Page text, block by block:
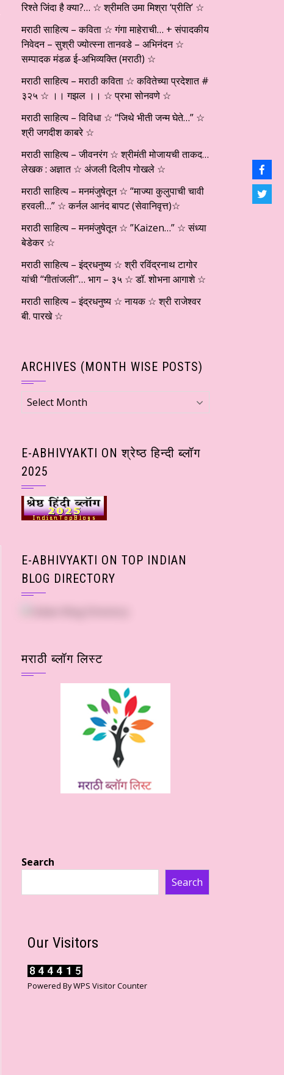
रिश्ते जिंदा है क्या?… ☆ श्रीमति उमा मिश्रा ‘प्रीति’ ☆
मराठी साहित्य – कविता ☆ गंगा माहेराची… + संपादकीय
निवेदन – सुश्री ज्योत्स्ना तानवडे – अभिनंदन ☆
सम्पादक मंडळ ई-अभिव्यक्ति (मराठी) ☆
मराठी साहित्य – मराठी कविता ☆ कवितेच्या प्रदेशात #
३२५ ☆ ।। गझल ।। ☆ प्रभा सोनवणे ☆
मराठी साहित्य – विविधा ☆ “जिथे भीती जन्म घेते…” ☆
श्री जगदीश काबरे ☆
मराठी साहित्य – जीवनरंग ☆ श्रीमंती मोजायची ताकद…
लेखक : अज्ञात ☆ अंजली दिलीप गोखले ☆
मराठी साहित्य – मनमंजुषेतून ☆ “माज्या कुलुपाची चावी
हरवली…” ☆ कर्नल आनंद बापट (सेवानिवृत्त)☆
मराठी साहित्य – मनमंजुषेतून ☆ ”Kaizen…” ☆ संध्या
बेडेकर ☆
मराठी साहित्य – इंद्रधनुष्य ☆ श्री रविंद्रनाथ टागोर
यांची “गीतांजली”… भाग – ३५ ☆ डॉ. शोभना आगाशे ☆
मराठी साहित्य – इंद्रधनुष्य ☆ नायक ☆ श्री राजेश्वर
बी. पारखे ☆
ARCHIVES (MONTH WISE POSTS)
Archives
(Month
E-ABHIVYAKTI ON श्रेष्ठ हिन्दी ब्लॉग
2025
E-ABHIVYAKTI ON TOP INDIAN
BLOG DIRECTORY
मराठी ब्लॉग लिस्ट
Search
Search
Our Visitors
Powered ByWPS Visitor Counter